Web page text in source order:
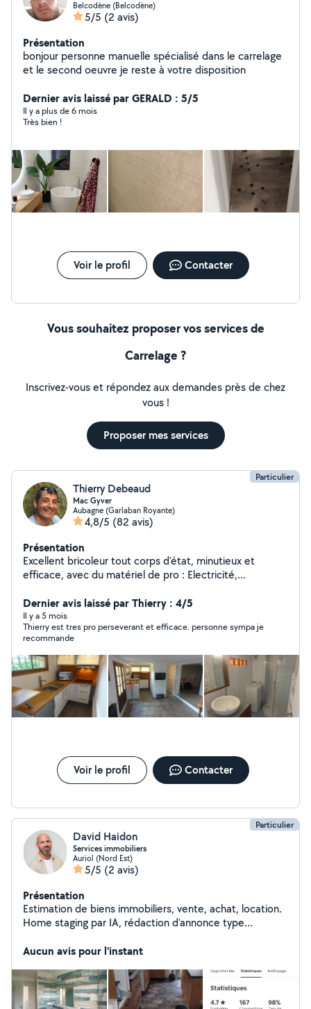
Belcodène (Belcodène)
5/5 (2 avis)
Présentation
bonjour personne manuelle spécialisé dans le carrelage
et le second oeuvre je reste à votre disposition
Dernier avis laissé par GERALD : 5/5
Il y a plus de 6 mois
Très bien !
Voir le profil Contacter
Vous souhaitez proposer vos services de
Carrelage ?
Inscrivez-vous et répondez aux demandes près de chez
vous !
Proposer mes services
Particulier
Thierry Debeaud
Mac Gyver
Aubagne (Garlaban Royante)
4,8/5 (82 avis)
Présentation
Excellent bricoleur tout corps d'état, minutieux et
efficace, avec du matériel de pro : Electricité,
de cuisine, placard et salle de bain, Plomberie, piscine.
Mes amis et voisins m'appellent Mac Gyver.
Dernier avis laissé par Thierry : 4/5
Il y a 5 mois
Thierry est tres pro perseverant et efficace. personne sympa je
recommande
Voir le profil Contacter
Particulier
David Haidon
Services immobiliers
Auriol (Nord Est)
5/5 (2 avis)
Présentation
Estimation de biens immobiliers, vente, achat, location.
Home staging par IA, rédaction d'annonce type
Aucun avis pour l'instant